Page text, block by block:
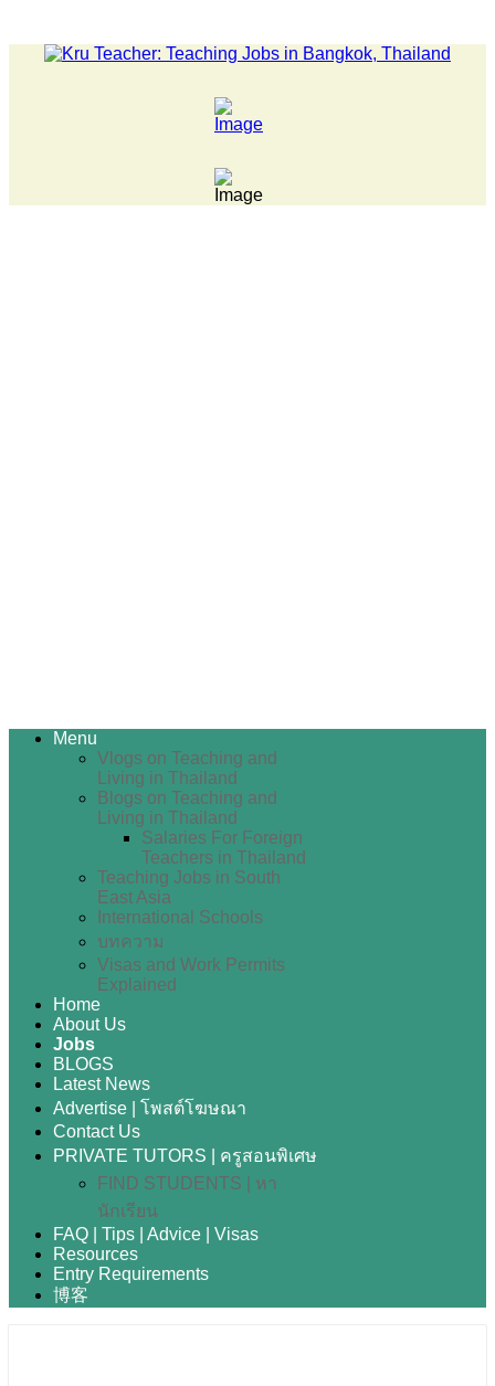
Menu
Vlogs on Teaching and
Living in Thailand
Blogs on Teaching and
Living in Thailand
Salaries For Foreign
Teachers in Thailand
Teaching Jobs in South
East Asia
International Schools
บทความ
Visas and Work Permits
Explained
Home
About Us
Jobs
BLOGS
Latest News
Advertise | โพสต์โฆษณา
Contact Us
PRIVATE TUTORS | ครูสอนพิเศษ
FIND STUDENTS | หา
นักเรียน
FAQ | Tips | Advice | Visas
Resources
Entry Requirements
博客